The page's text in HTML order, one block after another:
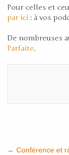
Pour celles et
par ici : à vos
De nombreuses
Parfaite.
← Conférence et